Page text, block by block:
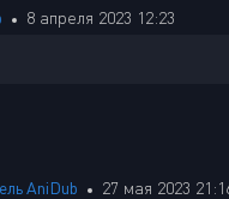
8 апреля 2023 12:23
AniDub 27 мая 2023